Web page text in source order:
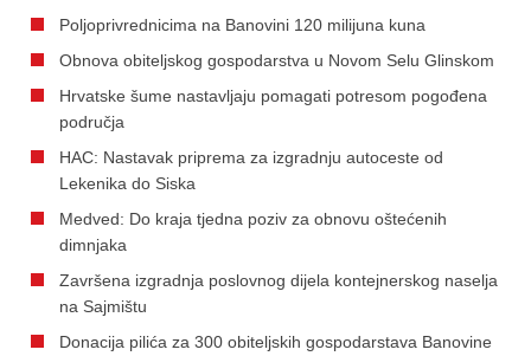
Poljoprivrednicima na Banovini 120 milijuna kuna
Obnova obiteljskog gospodarstva u Novom Selu Glinskom
Hrvatske šume nastavljaju pomagati potresom pogođena
područja
HAC: Nastavak priprema za izgradnju autoceste od
Lekenika do Siska
Medved: Do kraja tjedna poziv za obnovu oštećenih
dimnjaka
Završena izgradnja poslovnog dijela kontejnerskog naselja
na Sajmištu
Donacija pilića za 300 obiteljskih gospodarstava Banovine